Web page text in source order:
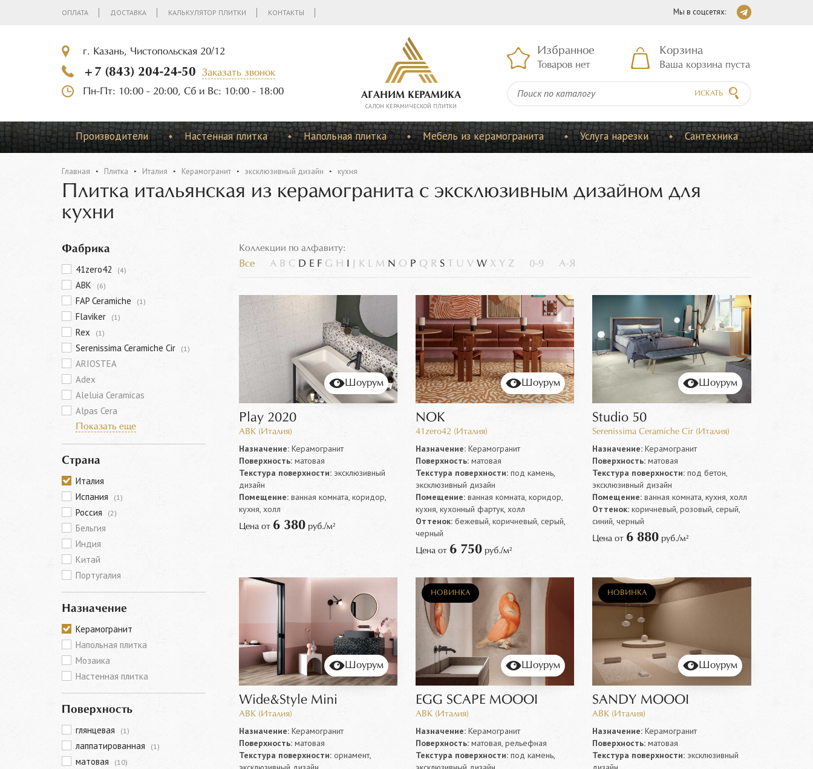
ОПЛАТА ДОСТАВКА КАЛЬКУЛЯТОР ПЛИТКИ КОНТАКТЫ Мы в соцсетях:
г. Казань, Чистопольская 20/12
+7 (843) 204-24-50
Заказать звонок
Пн-Пт: 10:00 - 20:00, Сб и Вс: 10:00 - 18:00
АГАНИМ КЕРАМИКА
CАЛОН КЕРАМИЧЕСКОЙ ПЛИТКИ
Избранное
Товаров нет
Корзина
Ваша корзина пуста
ИСКАТЬ
Производители Настенная плитка Напольная плитка Мебель из керамогранита Услуга нарезки Сантехника
Главная Плитка Италия Керамогранит эксклюзивный дизайн кухня
Плитка итальянская из керамогранита с эксклюзивным дизайном для
кухни
Фабрика
41zero42 (4)
ABK (6)
FAP Ceramiche (1)
Flaviker (1)
Rex (1)
Serenissima Ceramiche Cir (1)
ARIOSTEA
Adex
Aleluia Ceramicas
Alpas Cera
Показать еще
Страна
Италия
Испания
(1)
Россия (2)
Бельгия
Индия
Китай
Португалия
Назначение
Керамогранит
Напольная плитка
Мозаика
Настенная плитка
Поверхность
глянцевая (1)
лаппатированная (1)
матовая (10)
Коллекции по алфавиту:
Все A B C D E F G H K L M N O P Q R S U V W X Y Z 0-9 А-Я
Шоурум
Play 2020
ABK (Италия)
Назначение:Керамогранит
Поверхность:матовая
Текстура поверхности:эксклюзивный
дизайн
Помещение:ванная комната, коридор,
кухня, холл
Цена от 6 380руб./м²
Шоурум
NOK
41zero42 (Италия)
Назначение:Керамогранит
Поверхность:матовая
Текстура поверхности:под камень,
эксклюзивный дизайн
Помещение:ванная комната, коридор,
кухня, кухонный фартук, холл
Оттенок:бежевый, коричневый, серый,
черный
Цена от 6 750руб./м²
Шоурум
Studio 50
Serenissima Ceramiche Cir (Италия)
Назначение: Керамогранит
Поверхность: матовая
Текстура поверхности: под бетон,
эксклюзивный дизайн
Помещение: ванная комната, кухня, холл
Оттенок: коричневый, розовый, серый,
синий, черный
Цена от 6 880 руб./м²
Шоурум
Wide&Style Mini
ABK (Италия)
Назначение:Керамогранит
Поверхность:матовая
Текстура поверхности:орнамент,
НОВИНКА
Шоурум
EGG SCAPE MOOOI
ABK (Италия)
Назначение:Керамогранит
Поверхность:матовая, рельефная
Текстура поверхности:под камень,
НОВИНКА
Шоурум
SANDY MOOOI
ABK (Италия)
Назначение: Керамогранит
Поверхность: матовая
Текстура поверхности: эксклюзивный